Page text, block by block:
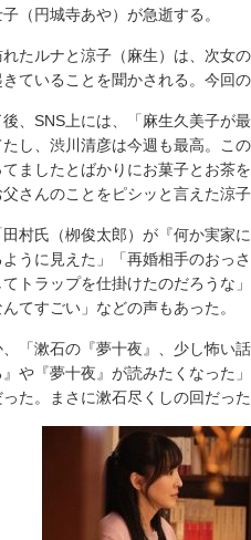
（円城寺あや）が急逝する。
たルナと涼子（麻生）は、次女
ていることを聞かされる。今回
、SNS上には、「麻生久美子が
し、渋川清彦は今週も最高。こ
ましたとばかりにお菓子とお茶
父さんのことをピシッと言えた涼
村氏（栁俊太郎）が『何か実家
うに見えた」「再婚相手のおっ
トラップを仕掛けたのだろうな
てすごい」などの声もあった。
「漱石の『夢十夜』、少し怖い
』や『夢十夜』が読みたくなった
た。まさに漱石尽くしの回だっ